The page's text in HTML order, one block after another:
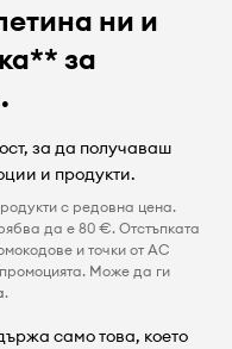
ни и
за
за да получаваш
и продукти.
с редовна цена.
да е 80 €. Отстъпката
и точки от AC
Може да ги
.
само това, което